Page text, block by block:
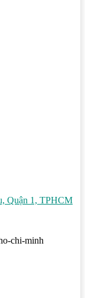
Quận 1, TPHCM
chi-minh